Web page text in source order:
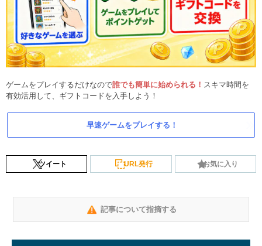
ゲームをプレイするだけなので誰でも簡単に始められる！ スキマ時間を
有効活用して、ギフトコードを入手しよう！
早速ゲームをプレイする！
ツイート URL発行 お気に入り
記事について指摘する